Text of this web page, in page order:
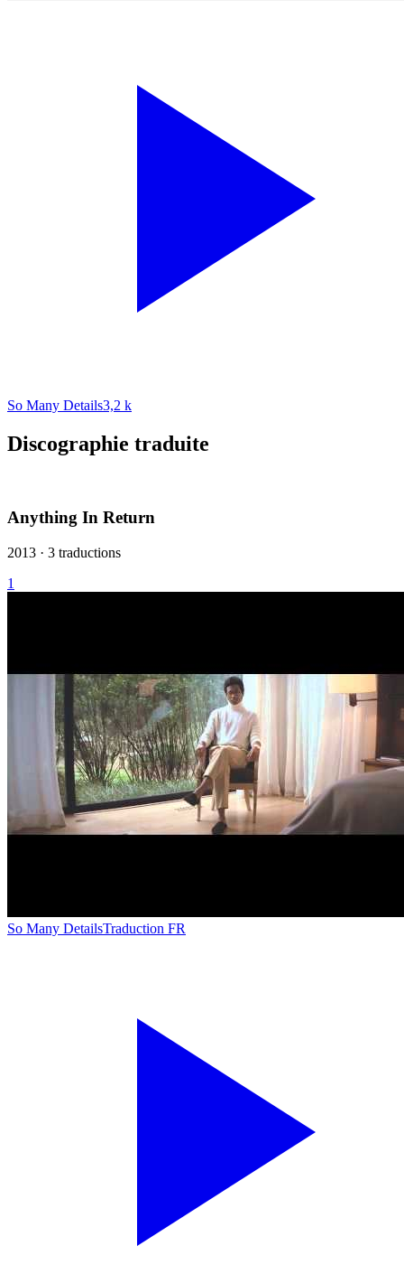
So Many Details3,2 k
Discographie traduite
Anything In Return
2013 · 3 traductions
1
So Many DetailsTraduction FR